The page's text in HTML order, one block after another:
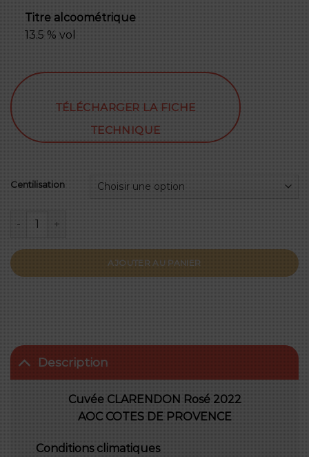
Titre alcoométrique
13.5 % vol
TÉLÉCHARGER LA FICHE
TECHNIQUE
Centilisation
quantité de Clarendon Rosé 2022
AJOUTER AU PANIER
Description
Cuvée CLARENDON Rosé 2022
AOC COTES DE PROVENCE
Conditions climatiques